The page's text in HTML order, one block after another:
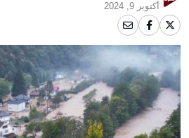
أكتوبر 9, 2024